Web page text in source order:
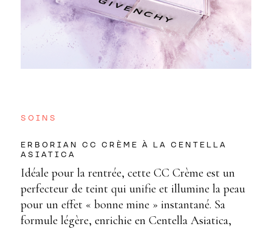
SOINS
ERBORIAN CC CRÈME À LA CENTELLA
ASIATICA
Idéale pour la rentrée, cette CC Crème est un
perfecteur de teint qui unifie et illumine la peau
pour un effet « bonne mine » instantané. Sa
formule légère, enrichie en Centella Asiatica,